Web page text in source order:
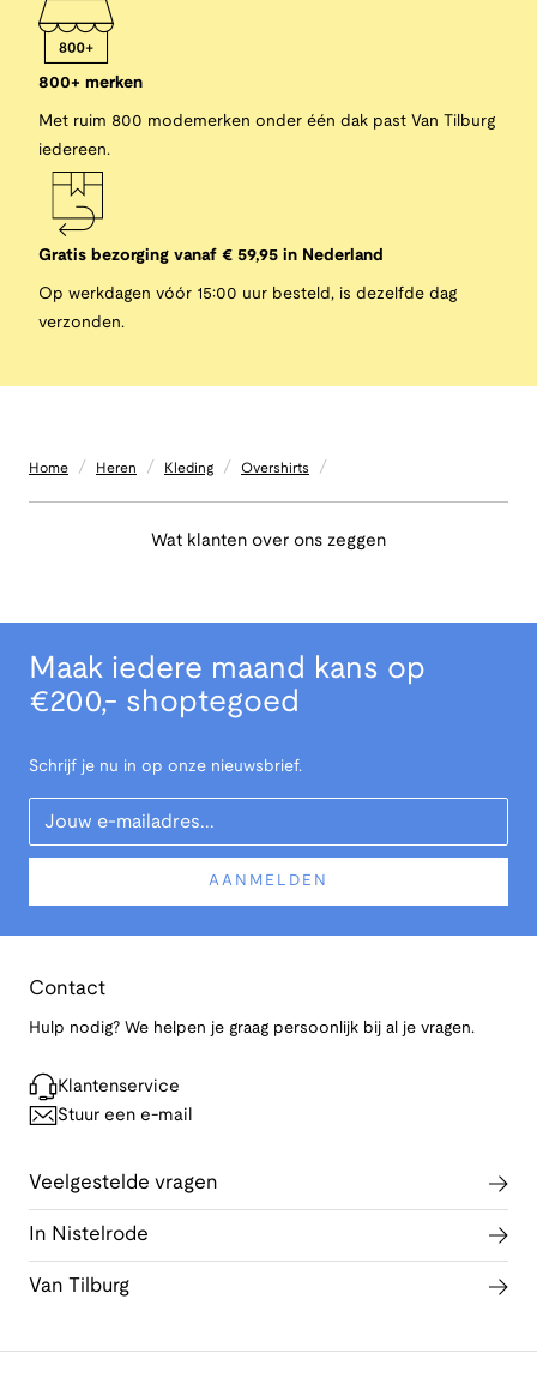
800+ merken
Met ruim 800 modemerken onder één dak past Van Tilburg
iedereen.
Gratis bezorging vanaf € 59,95 in Nederland
Op werkdagen vóór 15:00 uur besteld, is dezelfde dag
verzonden.
Home / Heren / Kleding / Overshirts /
Wat klanten over ons zeggen
Maak iedere maand kans op
€200,- shoptegoed
Schrijf je nu in op onze nieuwsbrief.
Your Email
AANMELDEN
Contact
Hulp nodig? We helpen je graag persoonlijk bij al je vragen.
Klantenservice
Stuur een e-mail
Veelgestelde vragen
In Nistelrode
Van Tilburg